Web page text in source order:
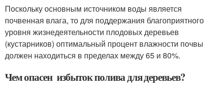
Поскольку основным источником воды является
почвенная влага, то для поддержания благоприятного
уровня жизнедеятельности плодовых деревьев
(кустарников) оптимальный процент влажности почвы
должен находиться в пределах между 65 и 80%.
Чем опасен избыток полива для деревьев?